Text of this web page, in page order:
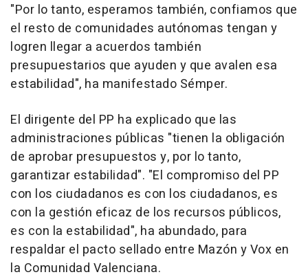
"Por lo tanto, esperamos también, confiamos que
el resto de comunidades autónomas tengan y
logren llegar a acuerdos también
presupuestarios que ayuden y que avalen esa
estabilidad", ha manifestado Sémper.
El dirigente del PP ha explicado que las
administraciones públicas "tienen la obligación
de aprobar presupuestos y, por lo tanto,
garantizar estabilidad". "El compromiso del PP
con los ciudadanos es con los ciudadanos, es
con la gestión eficaz de los recursos públicos,
es con la estabilidad", ha abundado, para
respaldar el pacto sellado entre Mazón y Vox en
la Comunidad Valenciana.